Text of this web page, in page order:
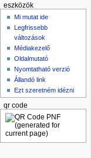
eszközök
Mi mutat ide
Legfrissebb
változások
Médiakezelő
Oldalmutató
Nyomtatható verzió
Állandó link
Ezt szeretném idézni
qr code